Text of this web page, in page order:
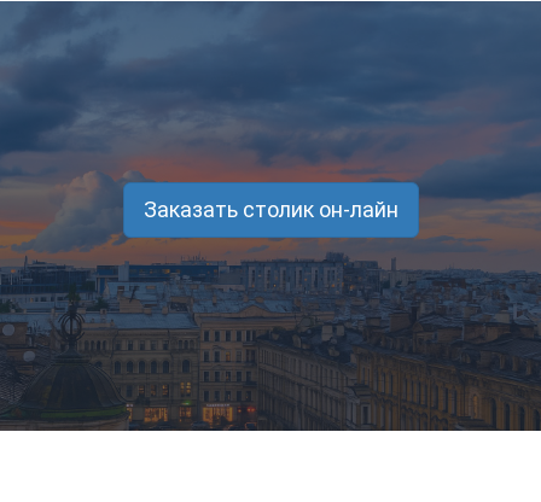
Заказать столик он-лайн